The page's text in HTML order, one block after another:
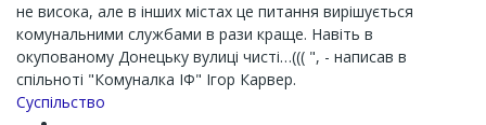
не висока, але в інших містах це питання вирішується
комунальними службами в рази краще. Навіть в
окупованому Донецьку вулиці чисті…((( ", - написав в
спільноті "Комуналка ІФ" Ігор Карвер.
Суспільство